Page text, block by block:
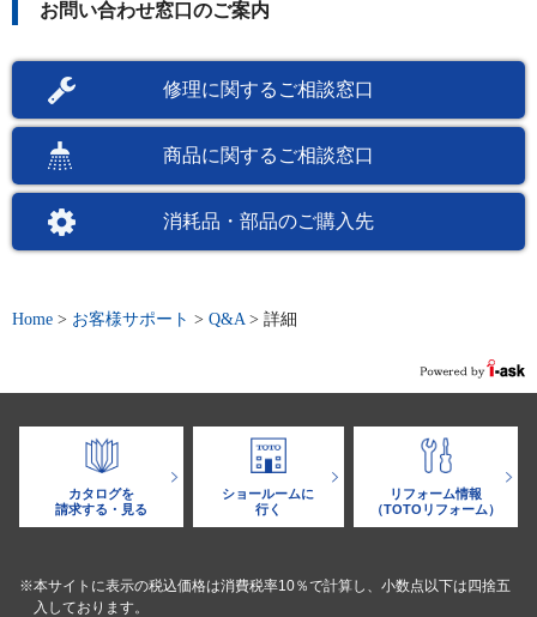
お問い合わせ窓口のご案内
修理に関するご相談窓口
商品に関するご相談窓口
消耗品・部品のご購入先
Home > お客様サポート > Q&A > 詳細
カタログを
請求する・見る
ショールームに
行く
リフォーム情報
（TOTOリフォーム）
※本サイトに表示の税込価格は消費税率10％で計算し、小数点以下は四捨五
入しております。